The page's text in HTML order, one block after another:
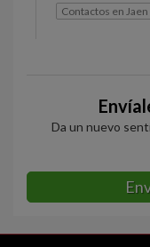
Contactos en Jaen
Da un nuevo